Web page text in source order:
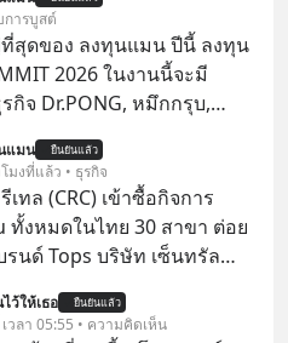
เพราะนอกจากจะช่วยลด
ได้แล้ว ยังเป็นโอกาสในการ
คั่งระยะยาว แต่น้อยคน
กว่า ถ้าลงทุนใน RMF ควรรู้
ควรดู ตรงไหน ทำอย่างไร ถึง
แล้วเราควรรู้ข้อมูลอะไร
บ้าง เพื่อให้นำไปใช้ต่อได้
ๆ ลงทุนแมนจะเล่าให้ฟัง
การบูสต์
สุดของ ลงทุนแมน ปีนี้ ลงทุน
2026 ในงานนี้จะมี
กิจ Dr.PONG, หมึกกรุบ,
MizuMi, KARMART, อิชิตัน
ามรู้การสร้างธุรกิจ
แมน ยืนยันแล้ว
มงที่แล้ว • ธุรกิจ
เทล (CRC) เข้าซื้อกิจการ
ทั้งหมดในไทย 30 สาขา ต่อย
รนด์ Tops บริษัท เซ็นทรัล
ตลาดหลักทรัพย์ฯ ว่า บริษัท
ว้ให้เธอ ยืนยันแล้ว
วลา 05:55 • ความคิดเห็น